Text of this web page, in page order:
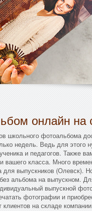
онлайн на
школьного фотоальбома
недель. Ведь для этого
и педагогов. Также
вашего класса. Много
для выпускников (Олевск).
альбома на выпускном.
выпускной
фотографии и
на складе